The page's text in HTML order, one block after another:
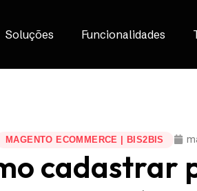
Soluções Funcionalidades
MAGENTO ECOMMERCE | BIS2BIS
cadastrar